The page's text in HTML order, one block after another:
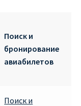
Поиск и
бронирование
авиабилетов
Поиск и